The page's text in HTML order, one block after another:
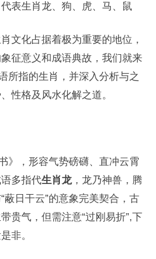
表生肖龙、狗、虎、马、鼠
文化占据着极为重要的地位，
征意义和成语典故，我们就来
所指的生肖，并深入分析与之
性格及风水化解之道。
》，形容气势磅礴、直冲云霄
多指代生肖龙，龙乃神兽，腾
蔽日干云”的意象完美契合，古
贵气，但需注意“过刚易折”,下
非。